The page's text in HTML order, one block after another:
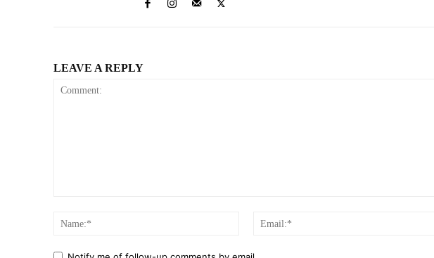
LEAVE A REPLY
Name:*